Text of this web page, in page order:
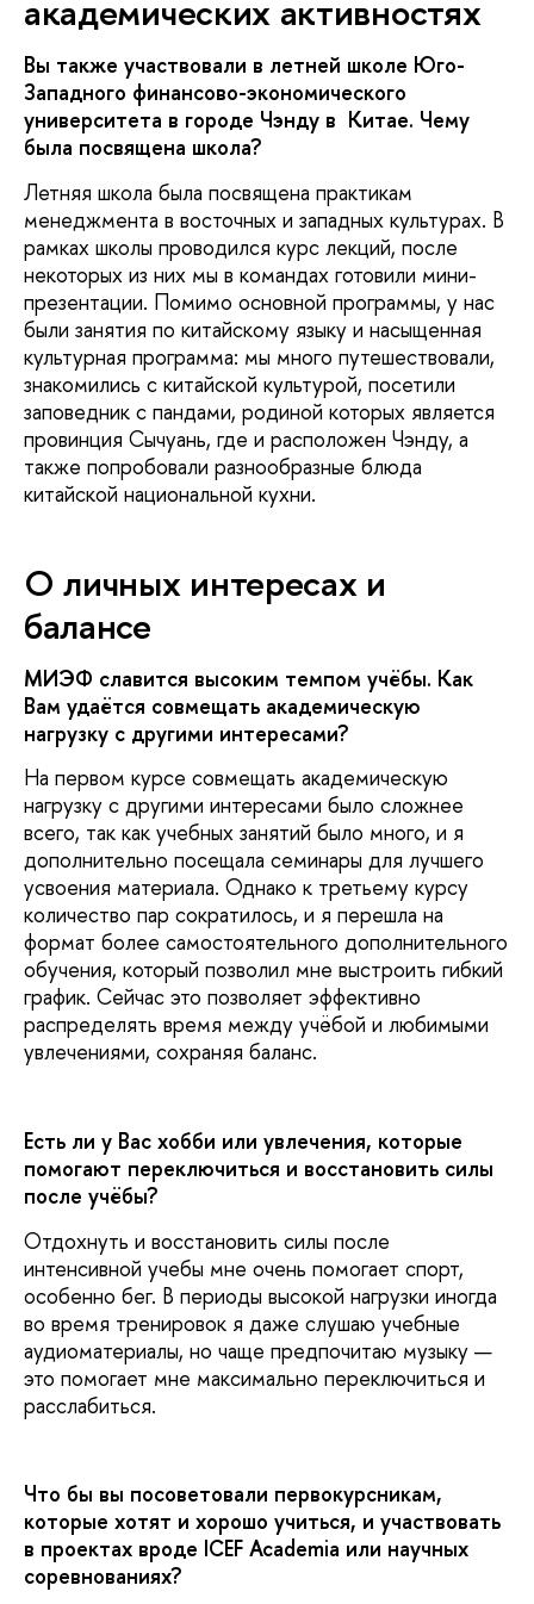
академических активностях
Вы также участвовали в летней школе Юго-
Западного финансово-экономического
университета в городе Чэнду в Китае. Чему
была посвящена школа?
Летняя школа была посвящена практикам
менеджмента в восточных и западных культурах. В
рамках школы проводился курс лекций, после
некоторых из них мы в командах готовили мини-
презентации. Помимо основной программы, у нас
были занятия по китайскому языку и насыщенная
культурная программа: мы много путешествовали,
знакомились с китайской культурой, посетили
заповедник с пандами, родиной которых является
провинция Сычуань, где и расположен Чэнду, а
также попробовали разнообразные блюда
китайской национальной кухни.
О личных интересах и
балансе
МИЭФ славится высоким темпом учёбы. Как
Вам удаётся совмещать академическую
нагрузку с другими интересами?
На первом курсе совмещать академическую
нагрузку с другими интересами было сложнее
всего, так как учебных занятий было много, и я
дополнительно посещала семинары для лучшего
усвоения материала. Однако к третьему курсу
количество пар сократилось, и я перешла на
формат более самостоятельного дополнительного
обучения, который позволил мне выстроить гибкий
график. Сейчас это позволяет эффективно
распределять время между учёбой и любимыми
увлечениями, сохраняя баланс.
Есть ли у Вас хобби или увлечения, которые
помогают переключиться и восстановить силы
после учёбы?
Отдохнуть и восстановить силы после
интенсивной учебы мне очень помогает спорт,
особенно бег. В периоды высокой нагрузки иногда
во время тренировок я даже слушаю учебные
аудиоматериалы, но чаще предпочитаю музыку —
это помогает мне максимально переключиться и
расслабиться.
Что бы вы посоветовали первокурсникам,
которые хотят и хорошо учиться, и участвовать
в проектах вроде ICEF Academia или научных
соревнованиях?